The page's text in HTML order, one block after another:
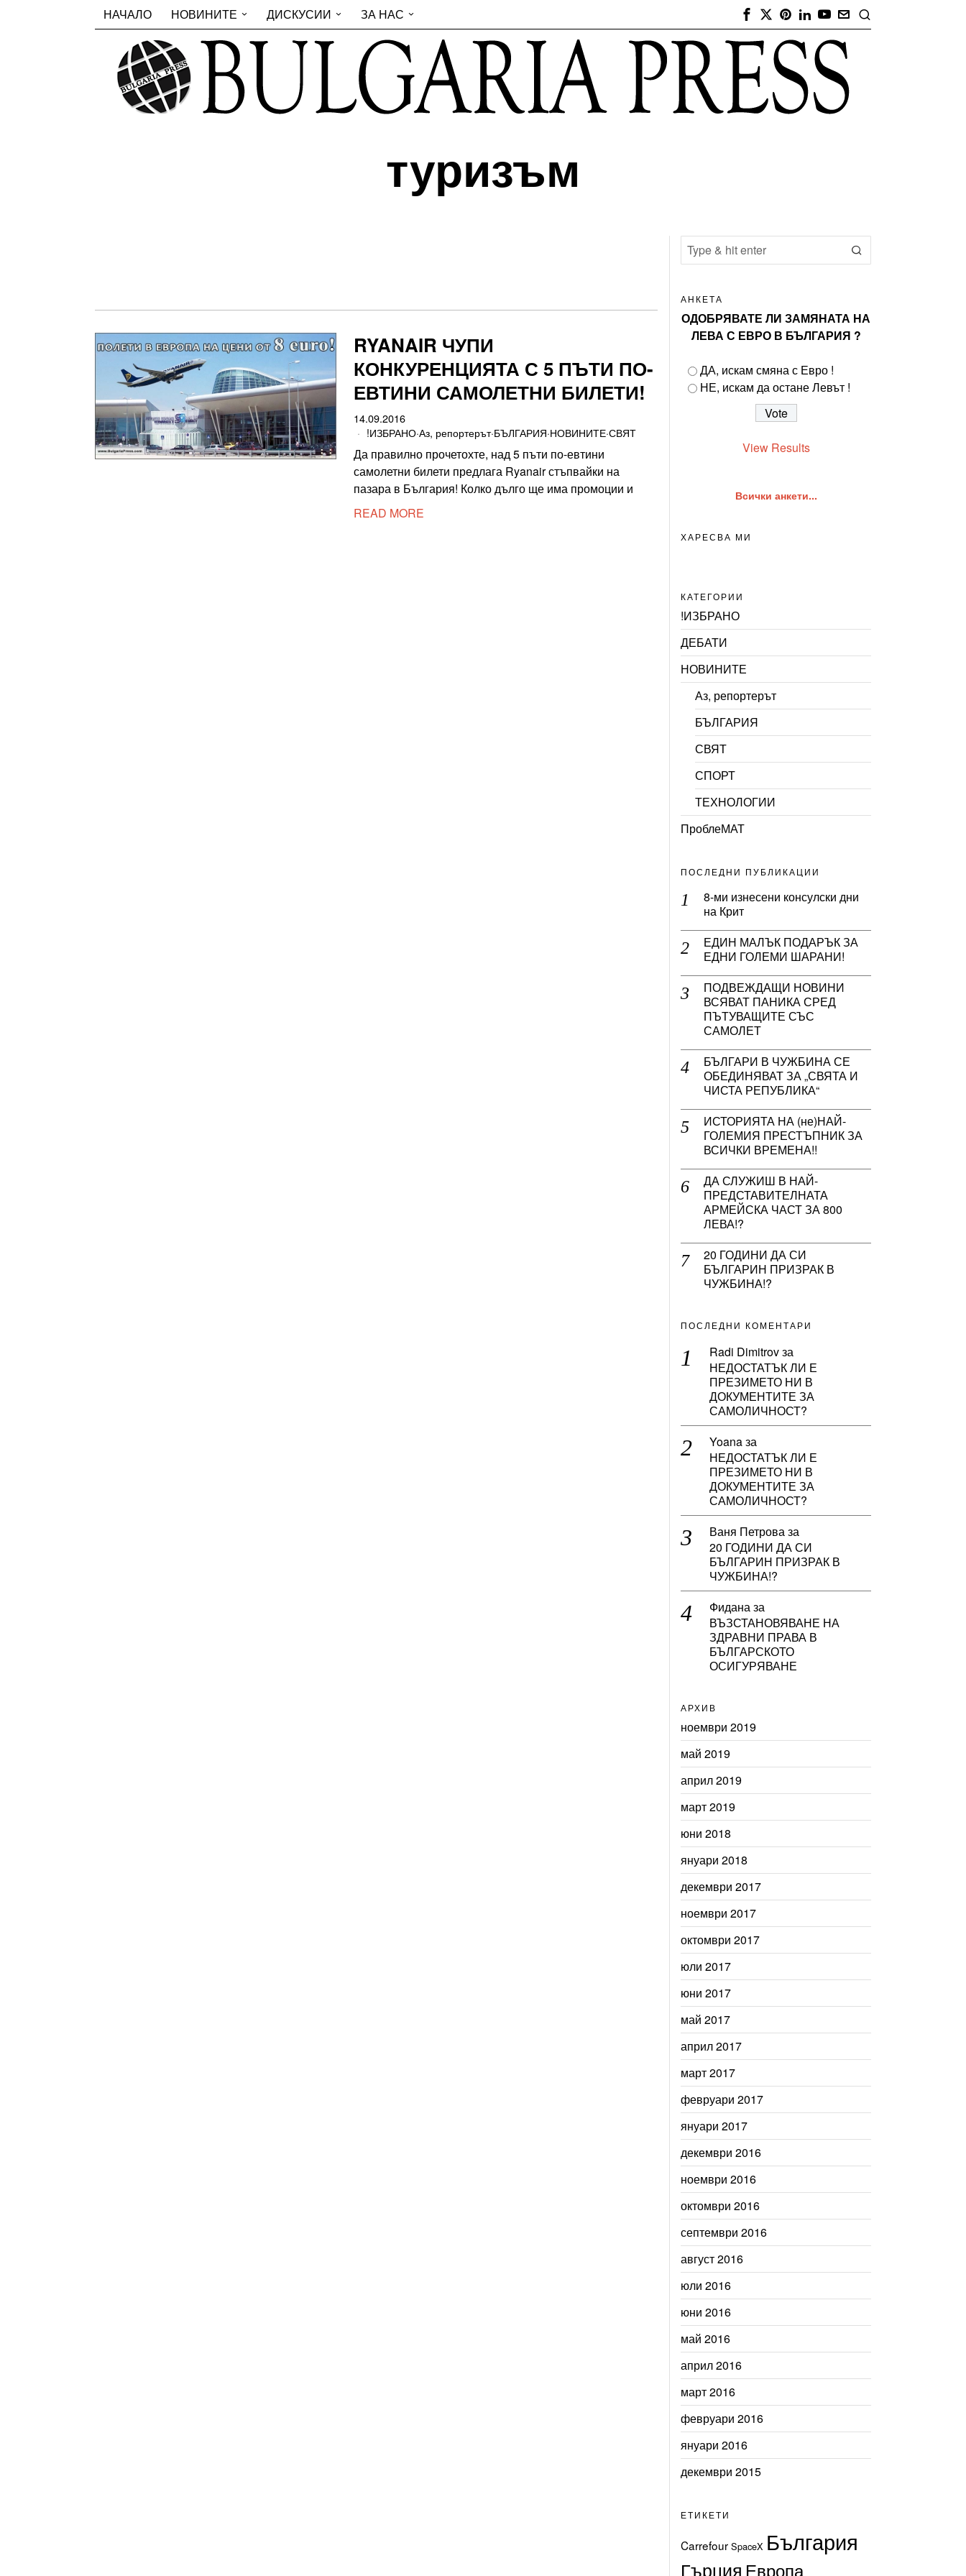
НАЧАЛО НОВИНИТЕ ДИСКУСИИ ЗА НАС
туризъм
RYANAIR ЧУПИ
КОНКУРЕНЦИЯТА С 5 ПЪТИ ПО-
ЕВТИНИ САМОЛЕТНИ БИЛЕТИ!
14.09.2016
!ИЗБРАНО·Аз, репортерът·БЪЛГАРИЯ·НОВИНИТЕ·СВЯТ
Да правилно прочетохте, над 5 пъти по-евтини
самолетни билети предлага Ryanair стъпвайки на
пазара в България! Колко дълго ще има промоции и
READ MORE
АНКЕТА
ОДОБРЯВАТЕ ЛИ ЗАМЯНАТА НА
ЛЕВА С ЕВРО В БЪЛГАРИЯ ?
ДА, искам смяна с Евро !
НЕ, искам да остане Левът !
View Results
Всички анкети...
ХАРЕСВА МИ
КАТЕГОРИИ
!ИЗБРАНО
ДЕБАТИ
НОВИНИТЕ
Аз, репортерът
БЪЛГАРИЯ
СВЯТ
СПОРТ
ТЕХНОЛОГИИ
ПроблеМАТ
ПОСЛЕДНИ ПУБЛИКАЦИИ
8-ми изнесени консулски дни
на Крит
ЕДИН МАЛЪК ПОДАРЪК ЗА
ЕДНИ ГОЛЕМИ ШАРАНИ!
ПОДВЕЖДАЩИ НОВИНИ
ВСЯВАТ ПАНИКА СРЕД
ПЪТУВАЩИТЕ СЪС
САМОЛЕТ
БЪЛГАРИ В ЧУЖБИНА СЕ
ОБЕДИНЯВАТ ЗА „СВЯТА И
ЧИСТА РЕПУБЛИКА“
ИСТОРИЯТА НА (не)НАЙ-
ГОЛЕМИЯ ПРЕСТЪПНИК ЗА
ВСИЧКИ ВРЕМЕНА!!
ДА СЛУЖИШ В НАЙ-
ПРЕДСТАВИТЕЛНАТА
АРМЕЙСКА ЧАСТ ЗА 800
ЛЕВА!?
20 ГОДИНИ ДА СИ
БЪЛГАРИН ПРИЗРАК В
ЧУЖБИНА!?
ПОСЛЕДНИ КОМЕНТАРИ
Radi Dimitrovза
НЕДОСТАТЪК ЛИ Е
ПРЕЗИМЕТО НИ В
ДОКУМЕНТИТЕ ЗА
САМОЛИЧНОСТ?
Yoanaза
НЕДОСТАТЪК ЛИ Е
ПРЕЗИМЕТО НИ В
ДОКУМЕНТИТЕ ЗА
САМОЛИЧНОСТ?
Ваня Петроваза
20 ГОДИНИ ДА СИ
БЪЛГАРИН ПРИЗРАК В
ЧУЖБИНА!?
Фиданаза
ВЪЗСТАНОВЯВАНЕ НА
ЗДРАВНИ ПРАВА В
БЪЛГАРСКОТО
ОСИГУРЯВАНЕ
АРХИВ
ноември 2019
май 2019
април 2019
март 2019
юни 2018
януари 2018
декември 2017
ноември 2017
октомври 2017
юли 2017
юни 2017
май 2017
април 2017
март 2017
февруари 2017
януари 2017
декември 2016
ноември 2016
октомври 2016
септември 2016
август 2016
юли 2016
юни 2016
май 2016
април 2016
март 2016
февруари 2016
януари 2016
декември 2015
ЕТИКЕТИ
Carrefour SpaceX България
Гърция Европа